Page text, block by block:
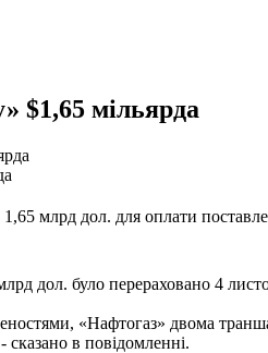
$1,65 мільярда
млрд дол. для оплати
дол. було перераховано 4
«Нафтогаз» двома
сказано в повідомленні.